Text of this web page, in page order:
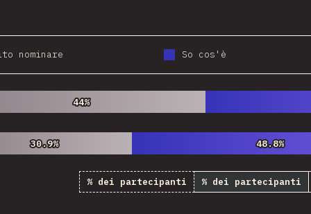
nominare So cos'è
44%
44%
30.9%
30.9% 48.8%
48.8%
% dei partecipanti % dei partecipanti